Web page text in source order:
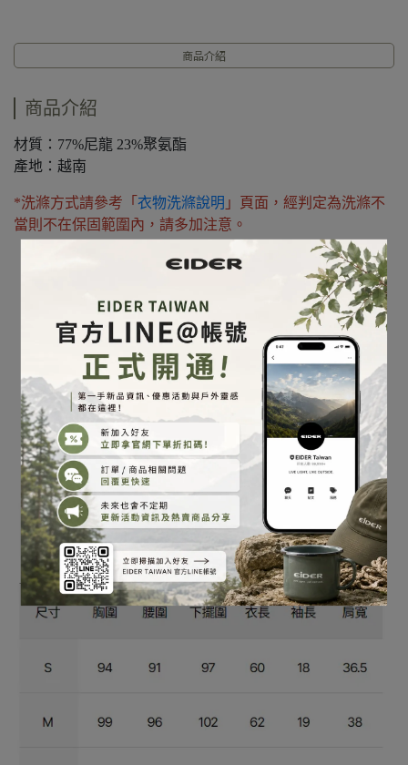
商品介紹
商品介紹
材質：77%尼龍 23%聚氨酯
產地：越南
*洗滌方式請參考「 衣物洗滌說明 」頁面，經判定為洗滌不
當則不在保固範圍內，請多加注意。